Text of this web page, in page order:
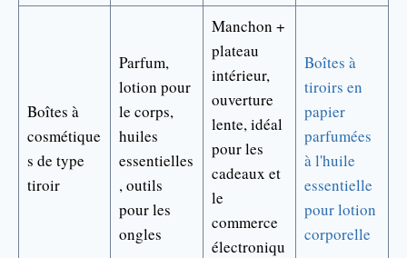
Boîtes à
cosmétique
s de type
tiroir
Parfum,
lotion pour
le corps,
huiles
essentielles
, outils
pour les
ongles
Manchon +
plateau
intérieur,
ouverture
lente, idéal
pour les
cadeaux et
le
commerce
électroniqu
Boîtes à
tiroirs en
papier
parfumées
à l'huile
essentielle
pour lotion
corporelle